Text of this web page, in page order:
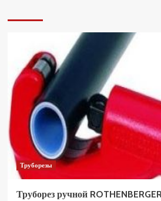
Труборезы
Труборез ручной